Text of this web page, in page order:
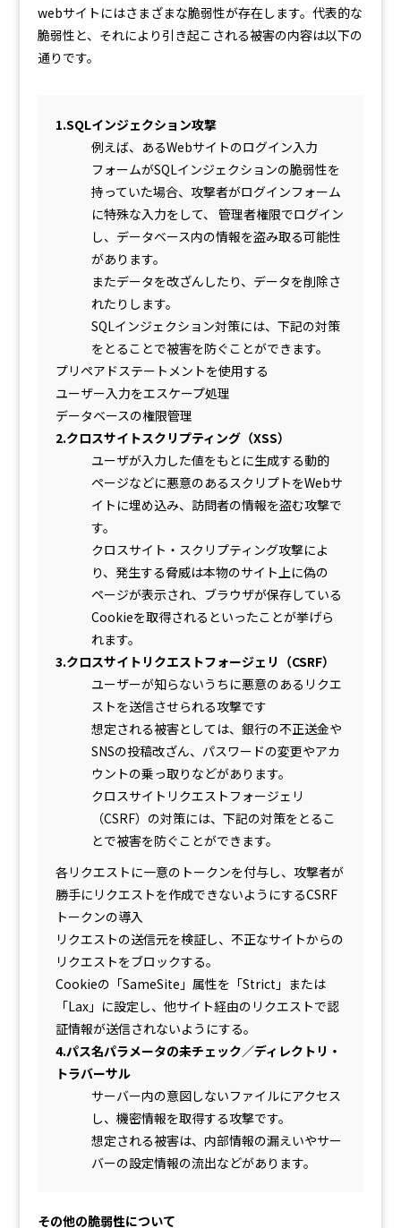
webサイトにはさまざまな脆弱性が存在します。代表的な
脆弱性と、それにより引き起こされる被害の内容は以下の
通りです。
1.SQLインジェクション攻撃
例えば、あるWebサイトのログイン入力
フォームがSQLインジェクションの脆弱性を
持っていた場合、攻撃者がログインフォーム
に特殊な入力をして、 管理者権限でログイン
し、データベース内の情報を盗み取る可能性
があります。
またデータを改ざんしたり、データを削除さ
れたりします。
SQLインジェクション対策には、下記の対策
をとることで被害を防ぐことができます。
プリペアドステートメントを使用する
ユーザー入力をエスケープ処理
データベースの権限管理
2.クロスサイトスクリプティング（XSS）
ユーザが入力した値をもとに生成する動的
ページなどに悪意のあるスクリプトをWebサ
イトに埋め込み、訪問者の情報を盗む攻撃で
す。
クロスサイト・スクリプティング攻撃によ
り、発生する脅威は本物のサイト上に偽の
ページが表示され、ブラウザが保存している
Cookieを取得されるといったことが挙げら
れます。
3.クロスサイトリクエストフォージェリ（CSRF）
ユーザーが知らないうちに悪意のあるリクエ
ストを送信させられる攻撃です
想定される被害としては、銀行の不正送金や
SNSの投稿改ざん、パスワードの変更やアカ
ウントの乗っ取りなどがあります。
クロスサイトリクエストフォージェリ
（CSRF）の対策には、下記の対策をとるこ
とで被害を防ぐことができます。
各リクエストに一意のトークンを付与し、攻撃者が
勝手にリクエストを作成できないようにするCSRF
トークンの導入
リクエストの送信元を検証し、不正なサイトからの
リクエストをブロックする。
Cookieの「SameSite」属性を「Strict」または
「Lax」に設定し、他サイト経由のリクエストで認
証情報が送信されないようにする。
4.パス名パラメータの未チェック／ディレクトリ・
トラバーサル
サーバー内の意図しないファイルにアクセス
し、機密情報を取得する攻撃です。
想定される被害は、内部情報の漏えいやサー
バーの設定情報の流出などがあります。
その他の脆弱性について